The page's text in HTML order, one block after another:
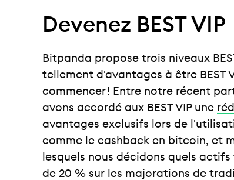
Devenez BEST VIP
Bitpanda propose trois niveaux
tellement d'avantages à être BEST
commencer ! Entre notre récent
avons accordé aux BEST VIP une
avantages exclusifs lors de
comme le cashback en bitcoin, et
lesquels nous décidons quels
de 20 % sur les majorations de